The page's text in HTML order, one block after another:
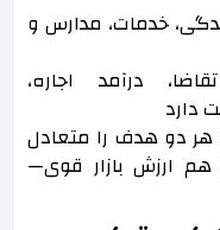
خدمات، مدارس و
درآمد اجاره،
دارد
هر دو هدف را متعادل
ارزش بازار قوی—